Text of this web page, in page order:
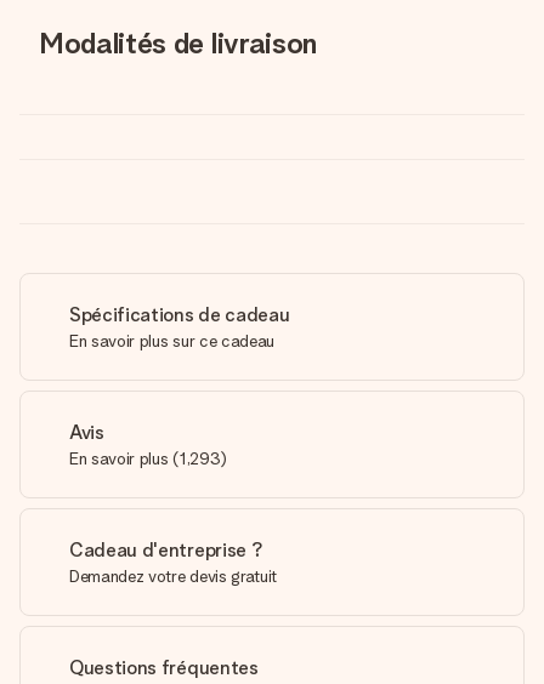
Modalités de livraison
Spécifications de cadeau
En savoir plus sur ce cadeau
Avis
En savoir plus (1,293)
Cadeau d'entreprise ?
Demandez votre devis gratuit
Questions fréquentes